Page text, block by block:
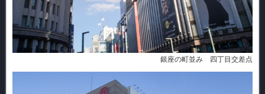
銀座の町並み 四丁目交差点